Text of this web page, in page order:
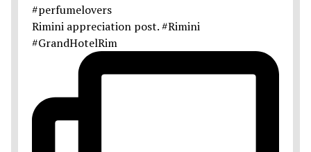
Rimini appreciation post. #Rimini
#GrandHotelRim